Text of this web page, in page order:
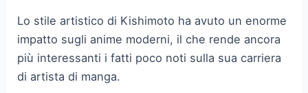
Lo stile artistico di Kishimoto ha avuto un enorme
impatto sugli anime moderni, il che rende ancora
più interessanti i fatti poco noti sulla sua carriera
di artista di manga.